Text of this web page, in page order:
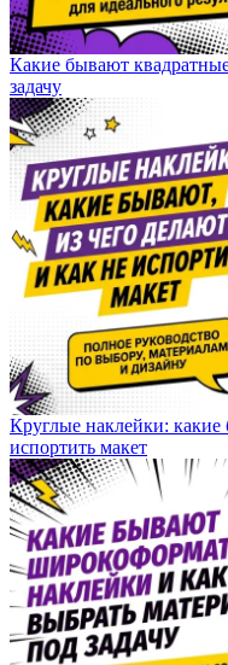
Какие бывают
задачу
Круглые наклейки: какие
испортить макет